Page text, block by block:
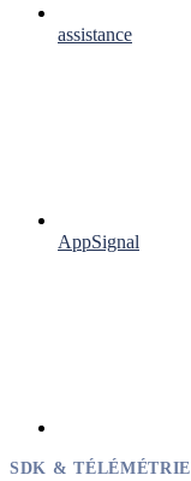
assistance
AppSignal
SDK & TÉLÉMÉTRIE